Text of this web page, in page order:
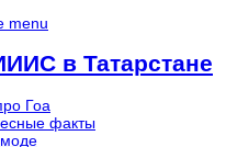
menu
в Татарстане
Гоа
факты